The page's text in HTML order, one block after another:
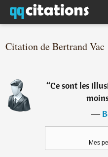
Citation de Bertrand Vac
“Ce sont les
―
Mes